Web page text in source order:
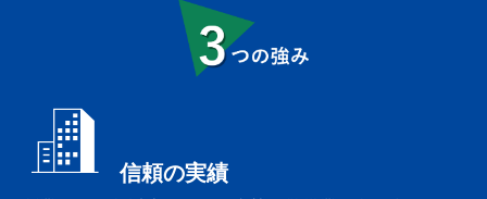
3つの強み
信頼の実績